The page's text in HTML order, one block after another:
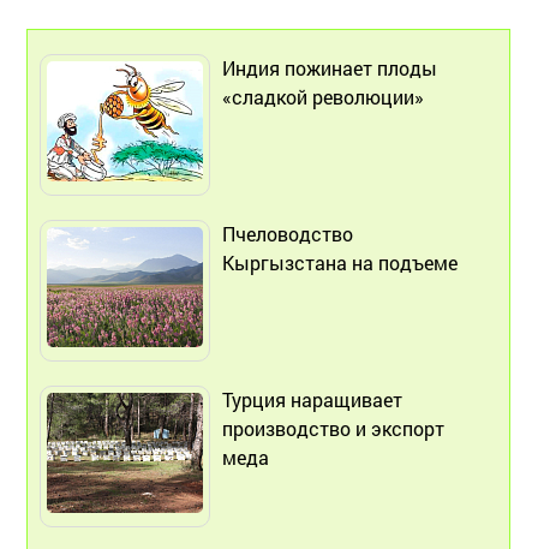
Индия пожинает плоды
«сладкой революции»
Пчеловодство
Кыргызстана на подъеме
Турция наращивает
производство и экспорт
меда